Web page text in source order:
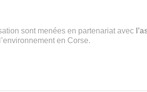
sont menées en partenariat avec
en Corse.